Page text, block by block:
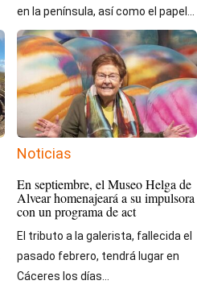
en la península, así como el papel...
Noticias
En septiembre, el Museo Helga de
Alvear homenajeará a su impulsora
con un programa de act
El tributo a la galerista, fallecida el
pasado febrero, tendrá lugar en
Cáceres los días...